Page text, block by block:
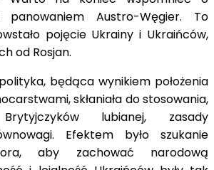
panowaniem Austro-Węgier. To
pojęcie Ukrainy i Ukraińców,
od Rosjan.
będąca wynikiem położenia
skłaniała do stosowania,
lubianej, zasady
Efektem było szukanie
aby zachować narodową